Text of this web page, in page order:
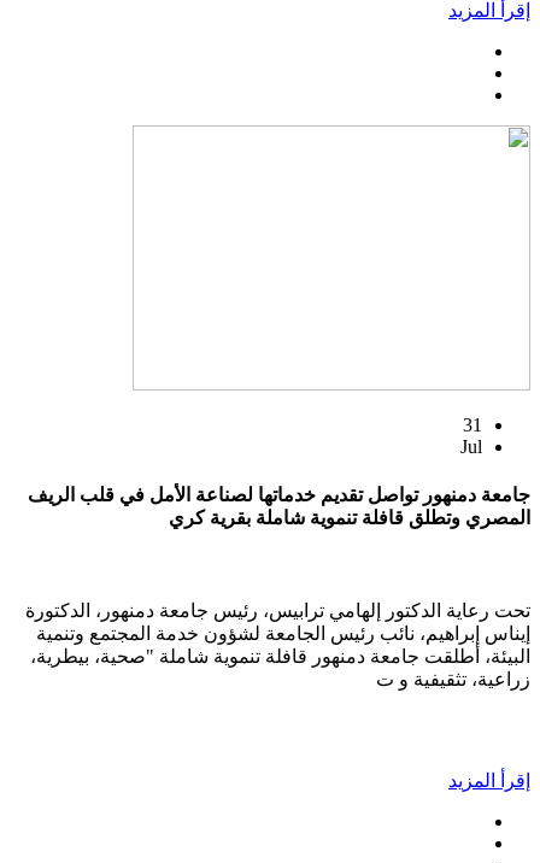
إقرأ المزيد
31
Jul
جامعة دمنهور تواصل تقديم خدماتها لصناعة الأمل في قلب الريف
المصري وتطلق قافلة تنموية شاملة بقرية كري
تحت رعاية الدكتور إلهامي ترابيس، رئيس جامعة دمنهور، الدكتورة
إيناس إبراهيم، نائب رئيس الجامعة لشؤون خدمة المجتمع وتنمية
البيئة، أطلقت جامعة دمنهور قافلة تنموية شاملة "صحية، بيطرية،
زراعية، تثقيفية و ت
إقرأ المزيد